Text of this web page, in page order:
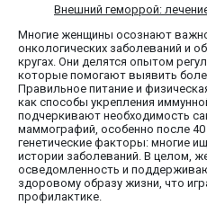
Внешний геморрой:
Многие женщины осознают
онкологических заболеваний и
кругах. Они делятся опытом
которые помогают выявить
Правильное питание и
как способы укрепления
подчеркивают необходимость
маммографий, особенно после
генетические факторы: многие
истории заболеваний. В целом,
осведомленность и
здоровому образу жизни, что
профилактике.